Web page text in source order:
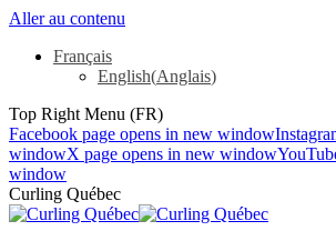
Aller au contenu
Français
English(Anglais)
Top Right Menu (FR)
Facebook page opens in new window
windowX page opens in new window
window
Curling Québec